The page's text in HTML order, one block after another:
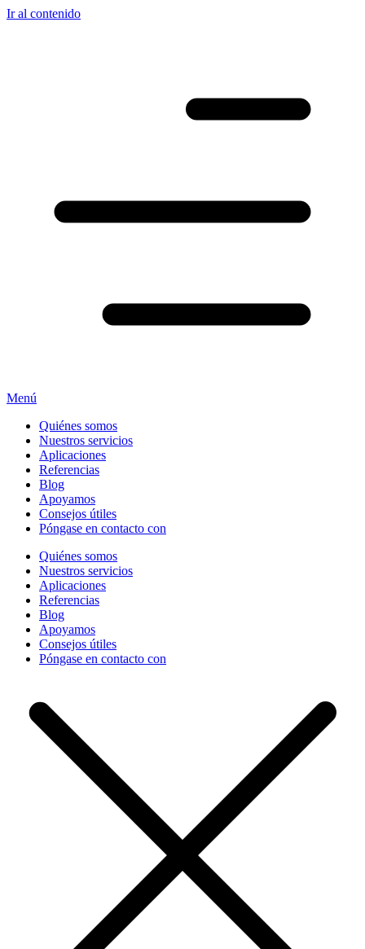
Ir al contenido
Menú
Quiénes somos
Nuestros servicios
Aplicaciones
Referencias
Blog
Apoyamos
Consejos útiles
Póngase en contacto con
Quiénes somos
Nuestros servicios
Aplicaciones
Referencias
Blog
Apoyamos
Consejos útiles
Póngase en contacto con